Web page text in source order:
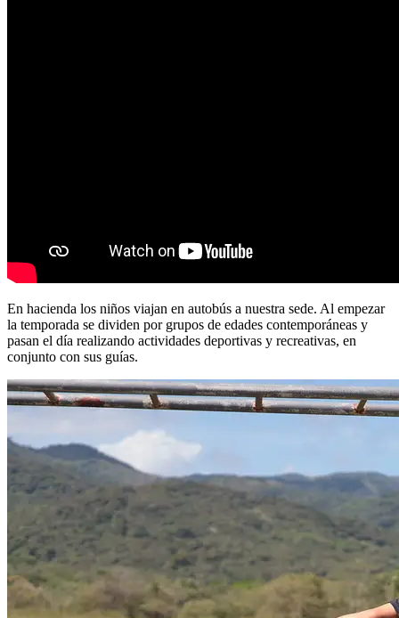
En hacienda los niños viajan en autobús a nuestra sede. Al empezar
la temporada se dividen por grupos de edades contemporáneas y
pasan el día realizando actividades deportivas y recreativas, en
conjunto con sus guías.